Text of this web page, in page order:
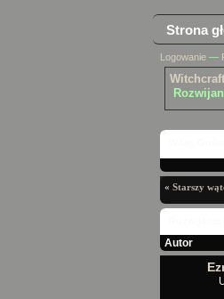
Strona
Logowanie —
« Starszy
Autor